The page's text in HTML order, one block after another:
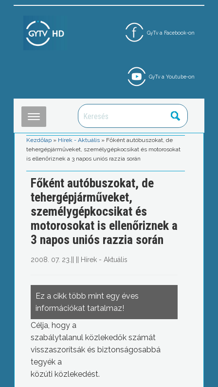
GyTv a Facebook-on
GyTv a Youtube-on
Kezdőlap » Hírek - Aktuális » Főként autóbuszokat, de
tehergépjárműveket, személygépkocsikat és motorosokat
is ellenőriznek a 3 napos uniós razzia során
Főként autóbuszokat, de
tehergépjárműveket,
személygépkocsikat és
motorosokat is ellenőriznek a
3 napos uniós razzia során
2008. 07. 23. Hírek - Aktuális
Ez a cikk több mint egy éves
információkat tartalmaz!
Célja, hogy a
szabálytalanul közlekedők számát
visszaszorítsák és biztonságosabbá
tegyék a
közúti közlekedést.